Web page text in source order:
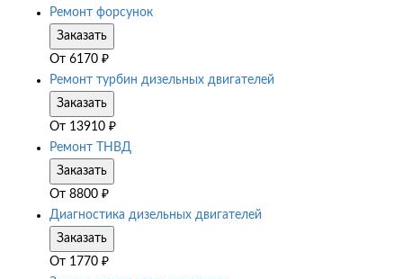
Ремонт форсунок
Заказать
От 6170 ₽
Ремонт турбин дизельных двигателей
Заказать
От 13910 ₽
Ремонт ТНВД
Заказать
От 8800 ₽
Диагностика дизельных двигателей
Заказать
От 1770 ₽